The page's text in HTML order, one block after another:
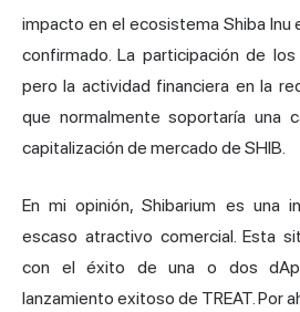
impacto en el ecosistema Shiba Inu
confirmado. La participación de
pero la actividad financiera en la
que normalmente soportaría una
capitalización de mercado de SHIB.
En mi opinión, Shibarium es una
escaso atractivo comercial. Esta
con el éxito de una o dos
lanzamiento exitoso de TREAT. Por